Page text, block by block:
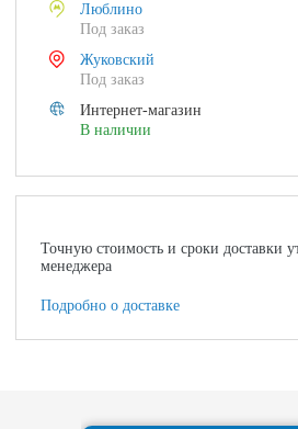
Люблино
Под заказ
Жуковский
Под заказ
Интернет-магазин
В наличии
Точную стоимость и сроки доставки
менеджера
Подробно о доставке